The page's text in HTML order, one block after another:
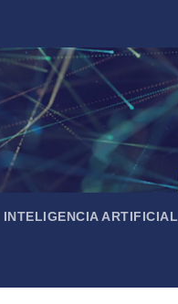
INTELIGENCIA ARTIFICIAL